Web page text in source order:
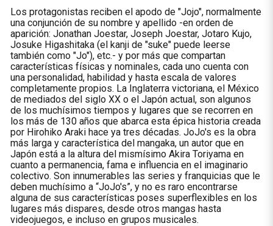
Los protagonistas reciben el apodo de "Jojo", normalmente
una conjunción de su nombre y apellido -en orden de
aparición: Jonathan Joestar, Joseph Joestar, Jotaro Kujo,
Josuke Higashitaka (el kanji de "suke" puede leerse
también como "Jo"), etc.- y por más que compartan
características físicas y nominales, cada uno cuenta con
una personalidad, habilidad y hasta escala de valores
completamente propios. La Inglaterra victoriana, el México
de mediados del siglo XX o el Japón actual, son algunos
de los muchísimos tiempos y lugares que se recorren en
los más de 130 años que abarca esta épica historia creada
por Hirohiko Araki hace ya tres décadas. JoJo's es la obra
más larga y característica del mangaka, un autor que en
Japón está a la altura del mismísimo Akira Toriyama en
cuanto a permanencia, fama e influencia en el imaginario
colectivo. Son innumerables las series y franquicias que le
deben muchísimo a “JoJo's”, y no es raro encontrarse
alguna de sus características poses superflexibles en los
lugares más dispares, desde otros mangas hasta
videojuegos, e incluso en grupos musicales.